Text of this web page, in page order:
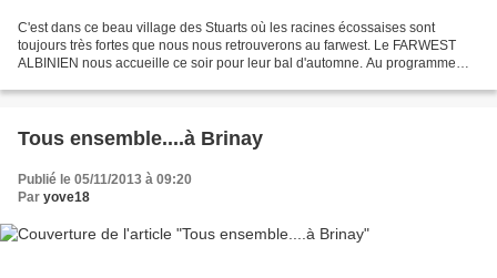
C'est dans ce beau village des Stuarts où les racines écossaises sont
toujours très fortes que nous nous retrouverons au farwest. Le FARWEST
ALBINIEN nous accueille ce soir pour leur bal d'automne. Au programme
Tous ensemble....à Brinay
Publié le 05/11/2013 à 09:20
Par yove18